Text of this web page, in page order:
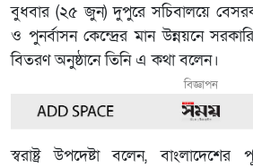
বুধবার (২৫ জুন) দুপুরে সচিবালয়ে
ও পুনর্বাসন কেন্দ্রের মান উন্নয়নে
বিতরণ অনুষ্ঠানে তিনি এ কথা বলেন।
বিজ্ঞাপন
স্বরাষ্ট্র উপদেষ্টা বলেন,